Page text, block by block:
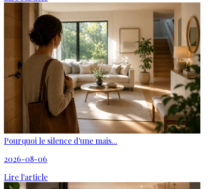
Pourquoi le silence d'une mais...
2026-08-06
Lire l'article